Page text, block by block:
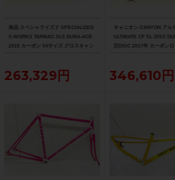
美品 スペシャライズド SPECIALIZED
S-WORKS TARMAC SL5 DURA-ACE
2015 カーボン 54サイズ グロスキャン
263,329円
キャニオン CANYON アル
ULTIMATE CF SL DISC
圧DISC 2017年 カーボン
346,610円